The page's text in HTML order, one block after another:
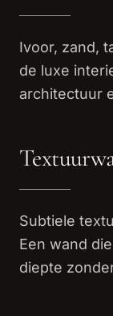
Ivoor, zand,
de luxe
architectuur
Subtiele
Een wand
diepte